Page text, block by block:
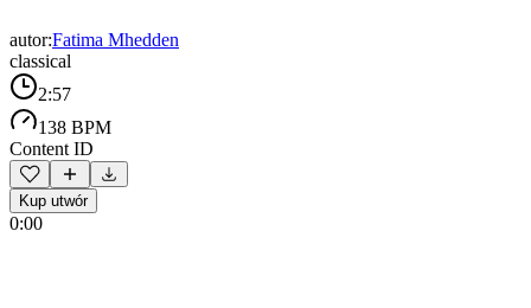
autor:Fatima Mhedden
classical
2:57
138 BPM
Content ID
Kup utwór
0:00